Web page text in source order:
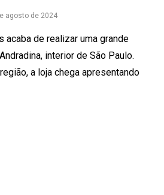
agosto de 2024
acaba de realizar uma grande
interior de São Paulo.
a loja chega apresentando